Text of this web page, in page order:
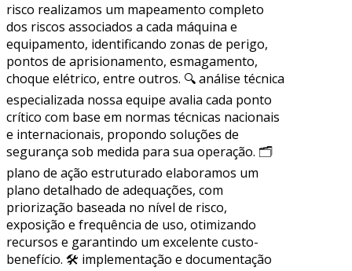
risco realizamos um mapeamento completo
dos riscos associados a cada máquina e
equipamento, identificando zonas de perigo,
pontos de aprisionamento, esmagamento,
choque elétrico, entre outros. 🔍 análise técnica
especializada nossa equipe avalia cada ponto
crítico com base em normas técnicas nacionais
e internacionais, propondo soluções de
segurança sob medida para sua operação. 🗂
plano de ação estruturado elaboramos um
plano detalhado de adequações, com
priorização baseada no nível de risco,
exposição e frequência de uso, otimizando
recursos e garantindo um excelente custo-
benefício. 🛠 implementação e documentação